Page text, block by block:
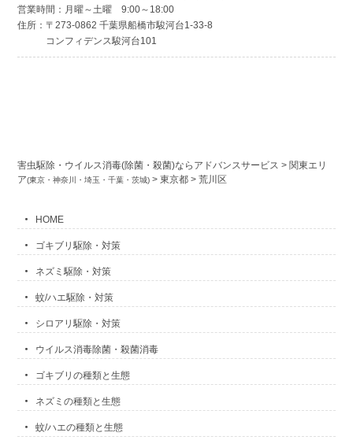
営業時間：月曜～土曜 9:00～18:00
住所：〒273-0862 千葉県船橋市駿河台1-33-8
コンフィデンス駿河台101
害虫駆除・ウイルス消毒(除菌・殺菌)ならアドバンスサービス >関東エリ
ア(東京・神奈川・埼玉・千葉・茨城) >東京都 >荒川区
HOME
ゴキブリ駆除・対策
ネズミ駆除・対策
蚊/ハエ駆除・対策
シロアリ駆除・対策
ウイルス消毒除菌・殺菌消毒
ゴキブリの種類と生態
ネズミの種類と生態
蚊/ハエの種類と生態